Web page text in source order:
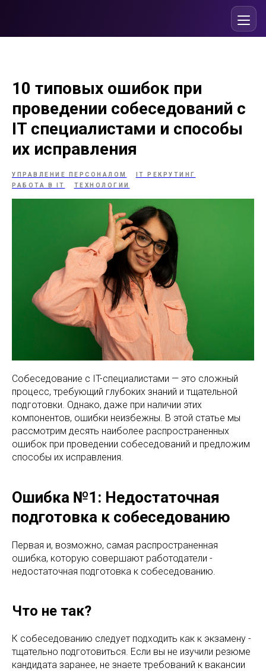
10 типовых ошибок при
проведении собеседований с
IT специалистами и способы
их исправления
УПРАВЛЕНИЕ ПЕРСОНАЛОМ
IT РЕКРУТИНГ
РАБОТА В IT
ТЕХНОЛОГИИ
Собеседование с IT-специалистами — это сложный
процесс, требующий глубоких знаний и тщательной
подготовки. Однако, даже при наличии этих
компонентов, ошибки неизбежны. В этой статье мы
рассмотрим десять наиболее распространенных
ошибок при проведении собеседований и предложим
способы их исправления.
Ошибка №1: Недостаточная
подготовка к собеседованию
Первая и, возможно, самая распространенная
ошибка, которую совершают работодатели -
недостаточная подготовка к собеседованию.
Что не так?
К собеседованию следует подходить как к экзамену -
тщательно подготовиться. Если вы не изучили резюме
кандидата заранее, не знаете требований к вакансии